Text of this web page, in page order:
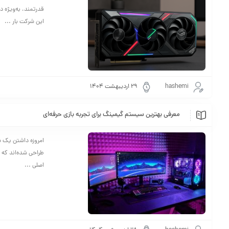
این شرکت بار ...
hashemi ۲۹ اردیبهشت ۱۴۰۴
معرفی بهترین سیستم گیمینگ برای تجربه بازی حرفه‌ای
امروزه داشتن
طراحی شده‌اند که
اصلی ...